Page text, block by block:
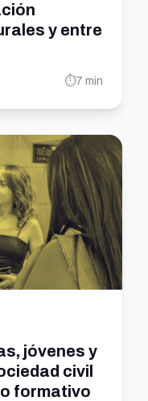
y entre
⏱️7 min
jóvenes y
civil
formativo